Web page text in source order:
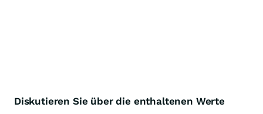
Diskutieren Sie über die enthaltenen Werte